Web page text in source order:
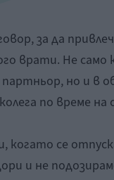
за да
врати. Не само
но и в
по време на
се
и не